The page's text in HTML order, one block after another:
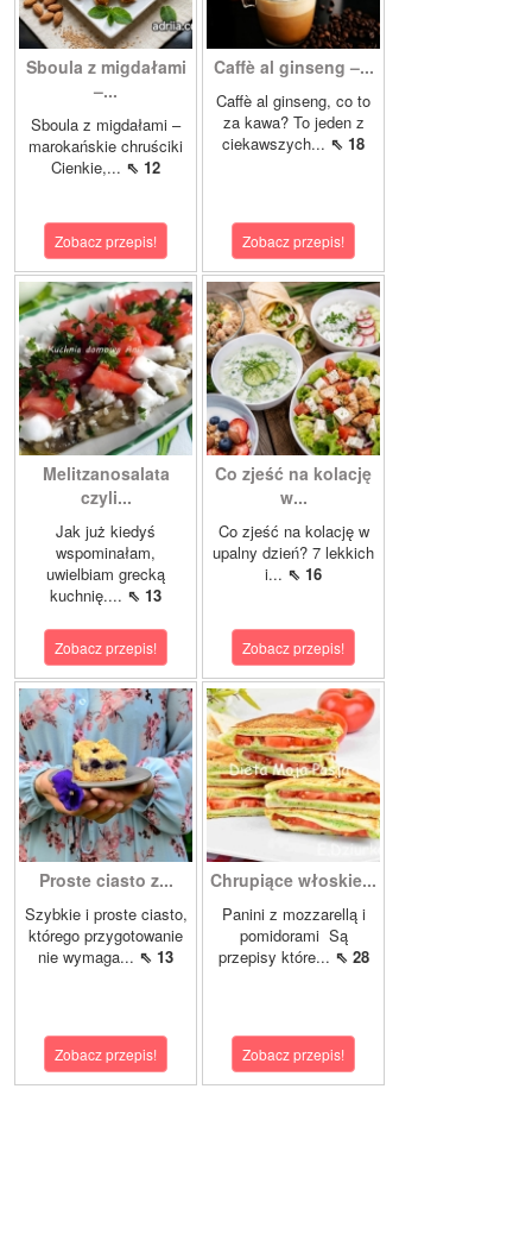
Sboula z migdałami
–...
Sboula z migdałami –
marokańskie chruściki
Cienkie,... ⇖ 12
Zobacz przepis!
Caffè al ginseng –...
Caffè al ginseng, co to
za kawa? To jeden z
ciekawszych... ⇖ 18
Zobacz przepis!
Melitzanosalata
czyli...
Jak już kiedyś
wspominałam,
uwielbiam grecką
kuchnię.... ⇖ 13
Zobacz przepis!
Co zjeść na kolację
w...
Co zjeść na kolację w
upalny dzień? 7 lekkich
i... ⇖ 16
Zobacz przepis!
Proste ciasto z...
Szybkie i proste ciasto,
którego przygotowanie
nie wymaga... ⇖ 13
Zobacz przepis!
Chrupiące włoskie...
Panini z mozzarellą i
pomidorami Są
przepisy które... ⇖ 28
Zobacz przepis!